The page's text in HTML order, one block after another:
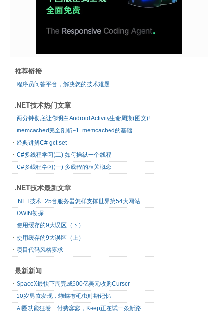
推荐链接
程序员问答平台，解决您的技术难题
.NET技术热门文章
两分钟彻底让你明白Android Activity生命周期(图文)!
memcached完全剖析–1. memcached的基础
经典讲解C# get set
C#多线程学习(二) 如何操纵一个线程
C#多线程学习(一) 多线程的相关概念
.NET技术最新文章
.NET技术+25台服务器怎样支撑世界第54大网站
OWIN初探
使用缓存的9大误区（下）
使用缓存的9大误区（上）
项目代码风格要求
最新新闻
SpaceX最快下周完成600亿美元收购Cursor
10岁男孩发现，蝴蝶有毛虫时期记忆
AI圈功能狂卷，付费寥寥，Keep正在试一条新路